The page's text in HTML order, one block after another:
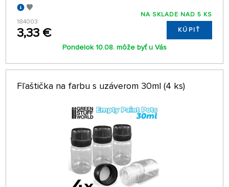
184003
3,33 €
NA SKLADE NAD 5 KS
KÚPIŤ
Pondelok 10.08. môže byť u Vás
Fľaštička na farbu s uzáverom 30ml (4 ks)